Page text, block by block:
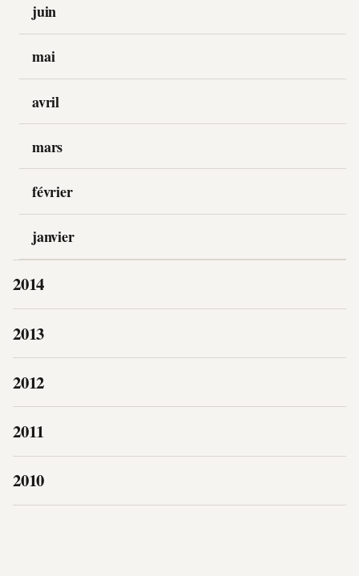
juin
mai
avril
mars
février
janvier
2014
2013
2012
2011
2010